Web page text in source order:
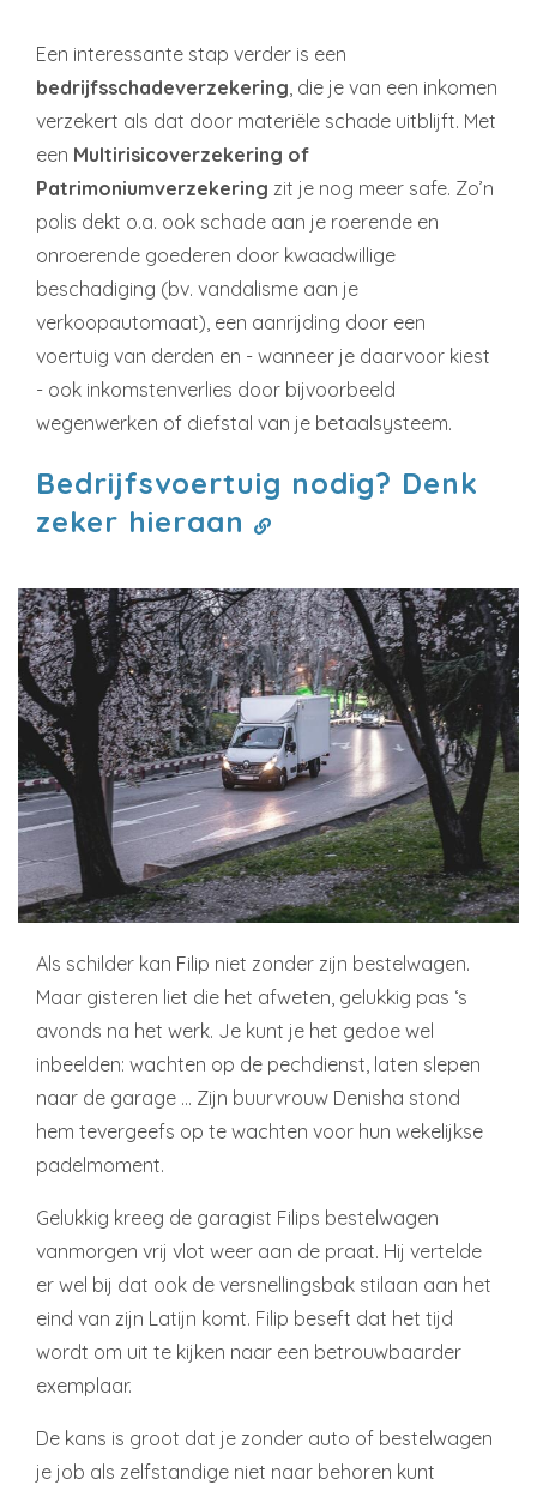
Een interessante stap verder is een
bedrijfsschadeverzekering, die je van een inkomen
verzekert als dat door materiële schade uitblijft. Met
een Multirisicoverzekering of
Patrimoniumverzekering zit je nog meer safe. Zo’n
polis dekt o.a. ook schade aan je roerende en
onroerende goederen door kwaadwillige
beschadiging (bv. vandalisme aan je
verkoopautomaat), een aanrijding door een
voertuig van derden en - wanneer je daarvoor kiest
- ook inkomstenverlies door bijvoorbeeld
wegenwerken of diefstal van je betaalsysteem.
Bedrijfsvoertuig nodig? Denk
zeker hieraan
Als schilder kan Filip niet zonder zijn bestelwagen.
Maar gisteren liet die het afweten, gelukkig pas ‘s
avonds na het werk. Je kunt je het gedoe wel
inbeelden: wachten op de pechdienst, laten slepen
naar de garage … Zijn buurvrouw Denisha stond
hem tevergeefs op te wachten voor hun wekelijkse
padelmoment.
Gelukkig kreeg de garagist Filips bestelwagen
vanmorgen vrij vlot weer aan de praat. Hij vertelde
er wel bij dat ook de versnellingsbak stilaan aan het
eind van zijn Latijn komt. Filip beseft dat het tijd
wordt om uit te kijken naar een betrouwbaarder
exemplaar.
De kans is groot dat je zonder auto of bestelwagen
je job als zelfstandige niet naar behoren kunt